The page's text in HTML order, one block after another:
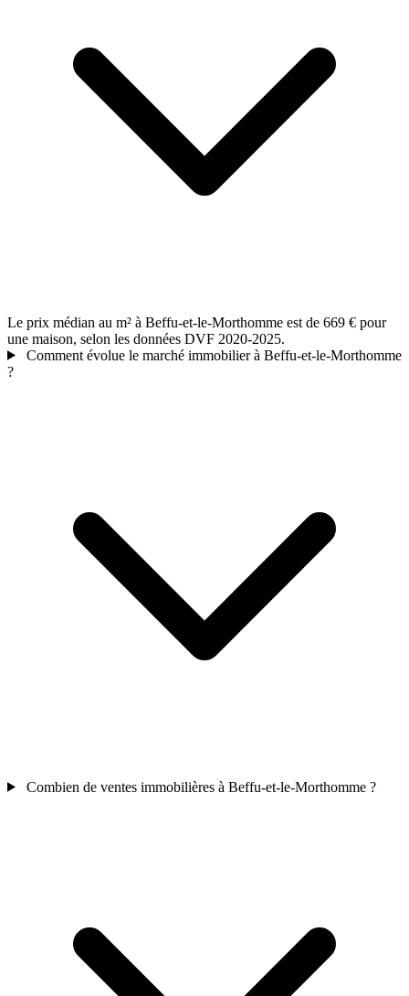
Le prix médian au m² à Beffu-et-le-Morthomme est de 669 € pour
une maison, selon les données DVF 2020-2025.
Comment évolue le marché immobilier à Beffu-et-le-Morthomme
?
Combien de ventes immobilières à Beffu-et-le-Morthomme ?